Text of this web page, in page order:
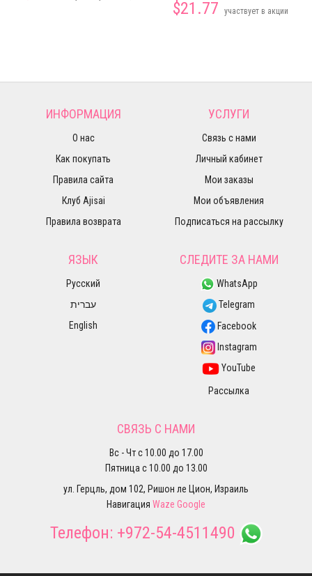
$21.77 участвует в акции
ИНФОРМАЦИЯ
О нас
Как покупать
Правила сайта
Клуб Ajisai
Правила возврата
УСЛУГИ
Связь с нами
Личный кабинет
Мои заказы
Мои объявления
Подписаться на рассылку
ЯЗЫК
Русский
עברית
English
СЛЕДИТЕ ЗА НАМИ
WhatsApp
Telegram
Facebook
Instagram
YouTube
Рассылка
СВЯЗЬ С НАМИ
Вс - Чт с 10.00 до 17.00
Пятница с 10.00 до 13.00
ул. Герцль, дом 102, Ришон ле Цион, Израиль
Навигация Waze Google
Телефон: +972-54-4511490